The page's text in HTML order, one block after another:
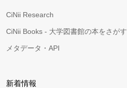
CiNii Research
CiNii Books - 大学図書館の本をさがす
メタデータ・API
新着情報